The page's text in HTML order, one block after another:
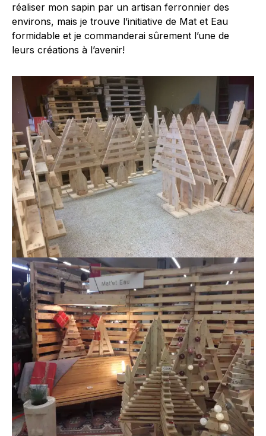
réaliser mon sapin par un artisan ferronnier des
environs, mais je trouve l’initiative de Mat et Eau
formidable et je commanderai sûrement l’une de
leurs créations à l’avenir!